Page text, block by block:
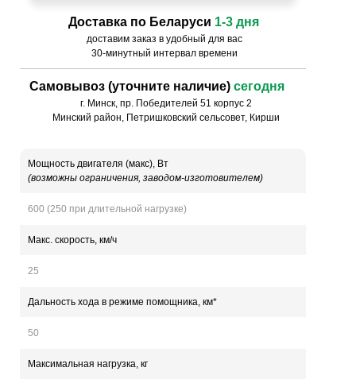
Мощность двигателя (макс), Вт
(возможны ограничения, заводом-изготовителем)
600 (250 при длительной нагрузке)
Макс. скорость, км/ч
25
Дальность хода в режиме помощника, км*
50
Максимальная нагрузка, кг
г. Минск, пр. Победителей 51 корпус 2
Минский район, Петришковский сельсовет, Кирши
Самовывоз (уточните наличие) сегодня
доставим заказ в удобный для вас
30-минутный интервал времени
Доставка по Беларуси 1-3 дня